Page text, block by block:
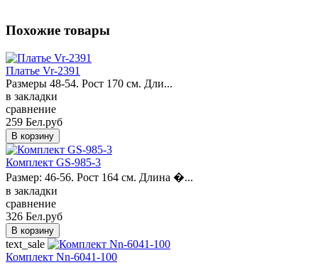
Похожие товары
Платье Vr-2391
Размеры 48-54. Рост 170 см. Дли...
в закладки
сравнение
259 Бел.руб
Комплект GS-985-3
Размер: 46-56. Рост 164 см. Длина �...
в закладки
сравнение
326 Бел.руб
text_sale
Комплект Nn-6041-100